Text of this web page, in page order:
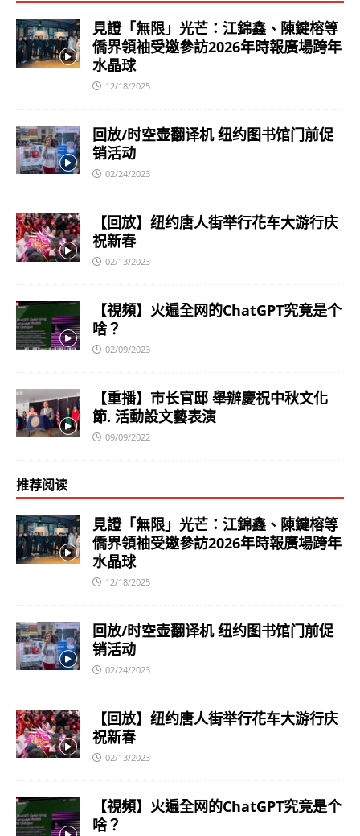
見證「無限」光芒：江錦鑫、陳鍵榕等
僑界領袖受邀參訪2026年時報廣場跨年
水晶球
12/18/2025
回放/时空壶翻译机 纽约图书馆门前促
销活动
02/24/2023
【回放】纽约唐人街举行花车大游行庆
祝新春
02/13/2023
【視頻】火遍全网的ChatGPT究竟是个
啥？
02/09/2023
【重播】市长官邸 舉辦慶祝中秋文化
節. 活動設文藝表演
09/09/2022
推荐阅读
見證「無限」光芒：江錦鑫、陳鍵榕等
僑界領袖受邀參訪2026年時報廣場跨年
水晶球
12/18/2025
回放/时空壶翻译机 纽约图书馆门前促
销活动
02/24/2023
【回放】纽约唐人街举行花车大游行庆
祝新春
02/13/2023
【視頻】火遍全网的ChatGPT究竟是个
啥？